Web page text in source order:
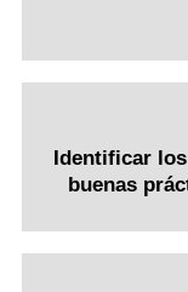
Identificar
buenas